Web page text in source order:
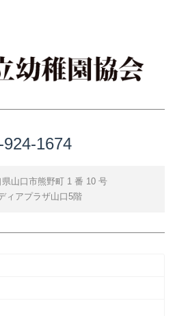
924-1674
県山口市熊野町 1 番 10 号
ィアプラザ山口5階